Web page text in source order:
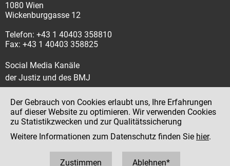
1080 Wien
Wickenburggasse 12
Telefon: +43 1 40403 358810
Fax: +43 1 40403 358825
Social Media Kanäle
der Justiz und des BMJ
Impressum
Datenschutz
Der Gebrauch von Cookies erlaubt uns, Ihre Erfahrungen
auf dieser Website zu optimieren. Wir verwenden Cookies
zu Statistikzwecken und zur Qualitätssicherung
Weitere Informationen zum Datenschutz finden Sie hier.
Zustimmen Ablehnen*